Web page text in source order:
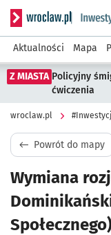
Serwis
Aktualności Mapa
Z MIASTA Policyjny
ćwiczenia
wroclaw.pl
Powrót do mapy
Wymiana